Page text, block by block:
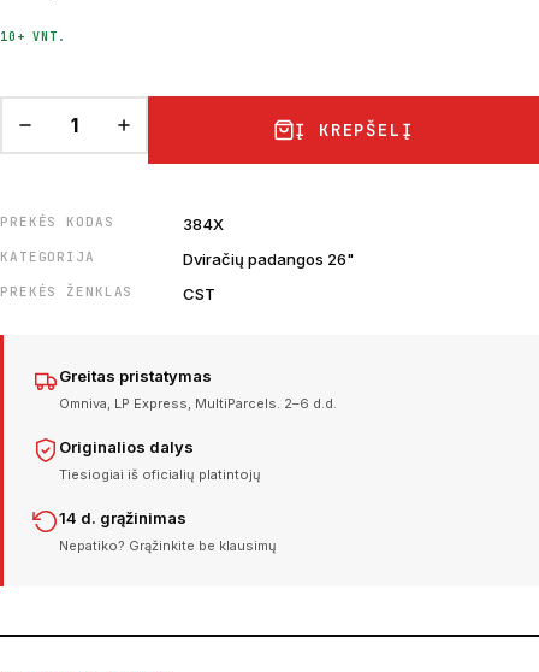
10+ VNT.
Į KREPŠELĮ
PREKĖS KODAS 384X
KATEGORIJA Dviračių padangos 26"
PREKĖS ŽENKLAS CST
Greitas pristatymas
Omniva, LP Express, MultiParcels. 2–6 d.d.
Originalios dalys
Tiesiogiai iš oficialių platintojų
14 d. grąžinimas
Nepatiko? Grąžinkite be klausimų